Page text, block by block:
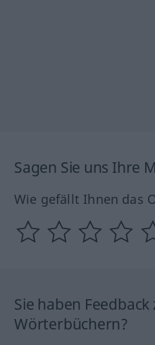
Sagen Sie uns Ihre
Wie gefällt Ihnen das
Sie haben
Wörterbüchern?